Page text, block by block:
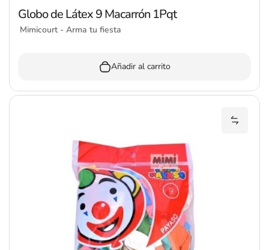
Globo de Látex 9 Macarrón 1Pqt
Mimicourt - Arma tu fiesta
Añadir al carrito